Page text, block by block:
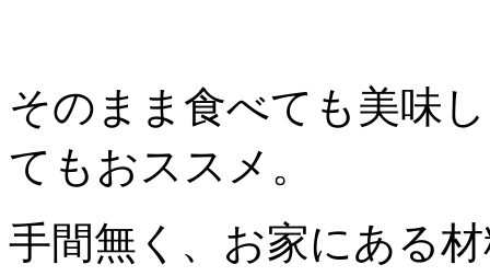
そのまま食べても美味
てもおススメ。
手間無く、お家にある